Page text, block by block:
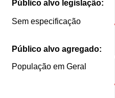
Público alvo legislação:
Sem especificação
Público alvo agregado:
População em Geral